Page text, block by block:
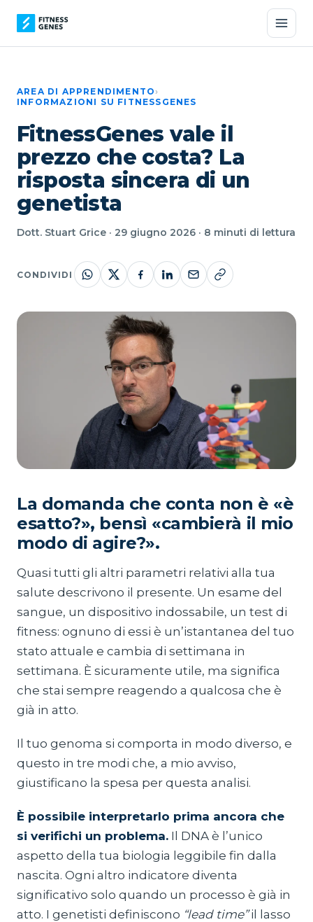
AREA DI APPRENDIMENTO›
INFORMAZIONI SU FITNESSGENES
FitnessGenes vale il
prezzo che costa? La
risposta sincera di un
genetista
Dott. Stuart Grice · 29 giugno 2026 · 8 minuti di lettura
CONDIVIDI
La domanda che conta non è «è
esatto?», bensì «cambierà il mio
modo di agire?».
Quasi tutti gli altri parametri relativi alla tua
salute descrivono il presente. Un esame del
sangue, un dispositivo indossabile, un test di
fitness: ognuno di essi è un’istantanea del tuo
stato attuale e cambia di settimana in
settimana. È sicuramente utile, ma significa
che stai sempre reagendo a qualcosa che è
già in atto.
Il tuo genoma si comporta in modo diverso, e
questo in tre modi che, a mio avviso,
giustificano la spesa per questa analisi.
È possibile interpretarlo prima ancora che
si verifichi un problema. Il DNA è l’unico
aspetto della tua biologia leggibile fin dalla
nascita. Ogni altro indicatore diventa
significativo solo quando un processo è già in
atto. I genetisti definiscono “lead time”il lasso